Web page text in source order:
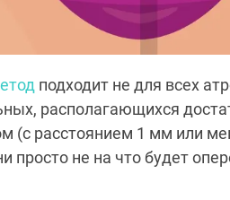
подходит не для всех
располагающихся
(с расстоянием 1 мм или
просто не на что будет